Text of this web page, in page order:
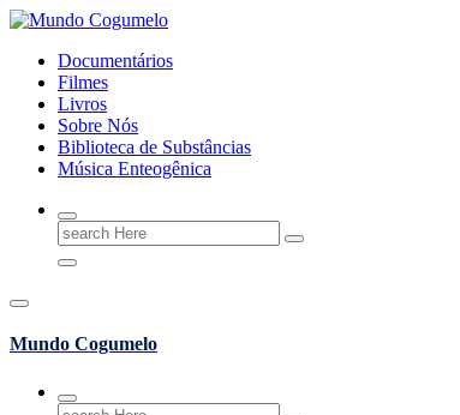
Skip
contentDocumentários
Filmes
Livros
Sobre Nós
Biblioteca de Substâncias
Música Enteogênica
Search
for:
Mundo Cogumelo